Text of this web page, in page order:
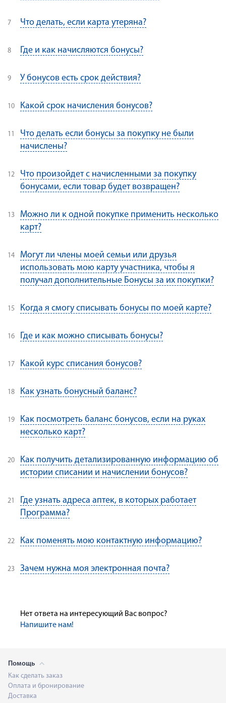
Что делать, если карта утеряна?
Где и как начисляются бонусы?
У бонусов есть срок действия?
Какой срок начисления бонусов?
Что делать если бонусы за покупку не были
начислены?
Что произойдет с начисленными за покупку
бонусами, если товар будет возвращен?
Можно ли к одной покупке применить несколько
карт?
Могут ли члены моей семьи или друзья
использовать мою карту участника, чтобы я
получал дополнительные Бонусы за их покупки?
Когда я смогу списывать бонусы по моей карте?
Где и как можно списывать бонусы?
Какой курс списания бонусов?
Как узнать бонусный баланс?
Как посмотреть баланс бонусов, если на руках
несколько карт?
Как получить детализированную информацию об
истории списании и начислении бонусов?
Где узнать адреса аптек, в которых работает
Программа?
Как поменять мою контактную информацию?
Зачем нужна моя электронная почта?
Нет ответа на интересующий Вас вопрос?
Напишите нам!
Помощь
Как сделать заказ
Оплата и бронирование
Доставка